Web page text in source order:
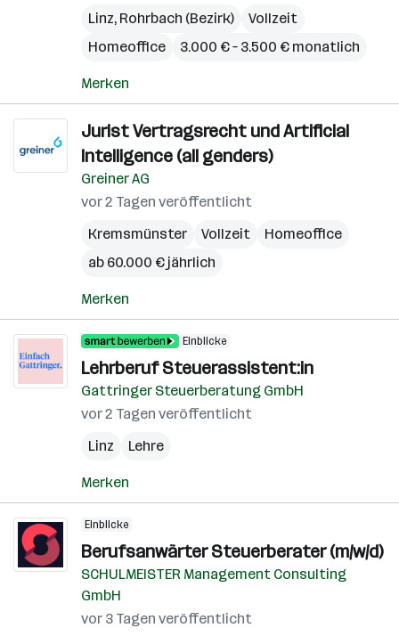
Linz, Rohrbach (Bezirk)
Vollzeit
Homeoffice
3.000 € – 3.500 € monatlich
Merken
Jurist Vertragsrecht und Artificial
Intelligence (all genders)
Greiner AG
vor 2 Tagen veröffentlicht
Kremsmünster
Vollzeit
Homeoffice
ab 60.000 € jährlich
Merken
Einblicke
Lehrberuf Steuerassistent:in
Gattringer Steuerberatung GmbH
vor 2 Tagen veröffentlicht
Linz
Lehre
Merken
Einblicke
Berufsanwärter Steuerberater (m/w/d)
SCHULMEISTER Management Consulting
GmbH
vor 3 Tagen veröffentlicht